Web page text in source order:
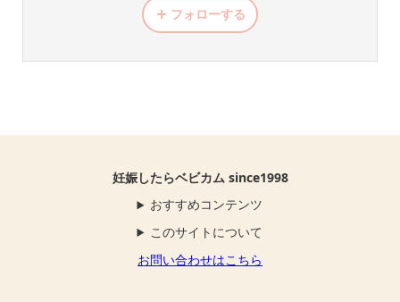
フォローする
妊娠したらベビカム since1998
おすすめコンテンツ
このサイトについて
お問い合わせはこちら